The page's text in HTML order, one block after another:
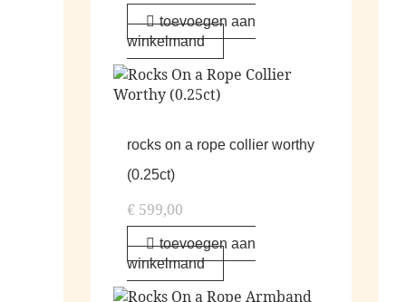
toevoegen aan
winkelmand
rocks on a rope collier worthy
(0.25ct)
€ 599,00
toevoegen aan
winkelmand